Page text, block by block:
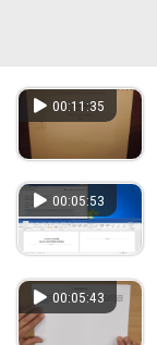
00:11:35
00:05:53
00:05:43